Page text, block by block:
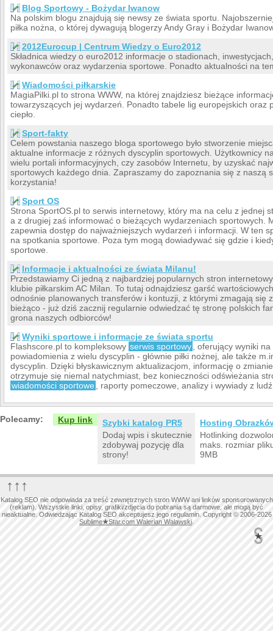
Blog Sportowy - Bożydar Iwanow
Na polskim blogu znajdują się newsy ze świata sportu.
piłka nożna, o której dywagują blogerzy Andy Gray i Bożydar
2012Eurocup | Centrum Wiedzy o Euro2012
Składnica wiedzy o euro2012 informacje o stadionach,
wykonawców oraz wydarzenia sportowe. Ponadto aktualności na
Wiadomości piłkarskie
MagiaPilki.pl to strona WWW, na której znajdziesz bieżące
towarzyszących jej wydarzeń. Ponadto tabele lig europejskich oraz
ciepło.
Sport-fakty
Celem powstania naszego bloga sportowego było stworzenie
aktualne informacje z różnych dyscyplin sportowych. Użytkownicy
wielu portali informacyjnych, czy zasobów Internetu, by uzyskać
sportowych każdego dnia. Zapraszamy do zapoznania się z naszą
korzystania!
Sport OS
Strona SportOS.pl to serwis internetowy, który ma na celu z jednej
a z drugiej zaś informować o bieżących wydarzeniach sportowych.
zapewnia dostęp do najważniejszych wydarzeń i informacji. W ten
na spotkania sportowe. Poza tym mogą dowiadywać się gdzie i
sportowe.
Informacje i aktualności ze świata Milanu!
Przedstawiamy Ci jedną z najbardziej popularnych stron
klubie piłkarskim AC Milan. To tutaj odnajdziesz garść
odnośnie planowanych transferów i kontuzji, z którymi zmagają się
bieżąco - już dziś zacznij regularnie odwiedzać tę stronę polskich
grona naszych odbiorców!
Wyniki sportowe i informacje ze świata sportu
Flashscore.pl to kompleksowy serwis sportowy
, oferujący wyniki
powiadomienia z wielu dyscyplin - głównie piłki nożnej, ale także
dyscyplin. Dzięki błyskawicznym aktualizacjom, informację o
otrzymuje się niemal natychmiast, bez konieczności odświeżania
wiadomości sportowe
, raporty pomeczowe, analizy i wywiady z
Polecamy: Kup link
Szybki katalog PR5
Dodaj wpis i skutecznie
zdobywaj pozycję dla
strony!
Hosting
Hotlinking
maks. rozmiar
9MB
↑↑↑
Katalog SEO nie odpowiada za treść zewnętrznych stron WWW ani linków sponsorowanych
(reklam). Wszystkie linki, opisy, grafiki/zdjęcia do pobrania są darmowe, ale mogą być
nieaktualne. Odwiedzając Katalog SEO akceptujesz jego regulamin. Copyright © 2006-2026
Sublime★Star.com Walerian Walawski